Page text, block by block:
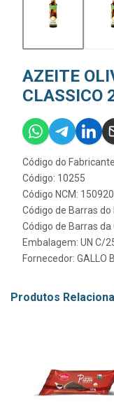
AZEITE
CLASSICO
Código do
Código: 10255
Código NCM:
Código de Barras
Código de Barras
Embalagem: UN C/
Fornecedor: GALLO
Produtos